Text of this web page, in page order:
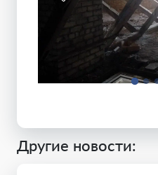
Другие новости: